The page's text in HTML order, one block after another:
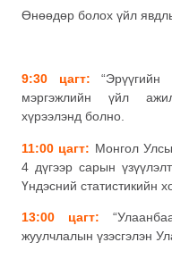
Өнөөдөр болох үйл
9:30 цагт: “Эрүүгийн
мэргэжлийн үйл
хүрээлэнд болно.
11:00 цагт: Монгол
4 дүгээр сарын
Үндэсний статистикийн
13:00 цагт:
жуулчлалын үзэсгэлэн